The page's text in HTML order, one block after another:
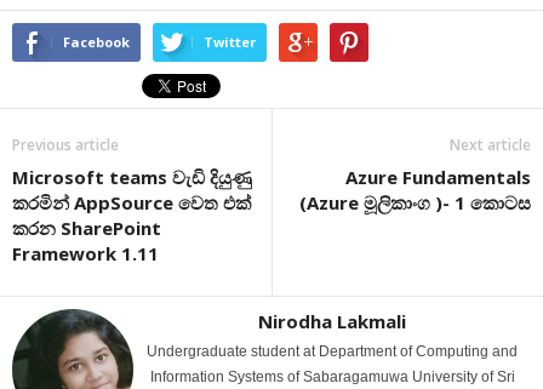
Facebook Twitter
Previous article
Microsoft teams වැඩි දියුණු
කරමින් AppSource වෙත එක්
කරන SharePoint
Framework 1.11
Next article
Azure Fundamentals
(Azure මූලිකාංග )- 1 කොටස
Nirodha Lakmali
Undergraduate student at Department of Computing and
Information Systems of Sabaragamuwa University of Sri